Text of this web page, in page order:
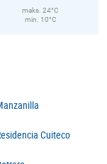
maks. 24°C
min. 10°C
Cuiteco